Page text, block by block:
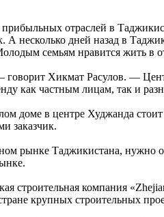
отраслей в
А несколько дней назад в
семьям нравится жить в
говорит Хикмат Расулов. —
как частным лицам, так и
доме в центре Худжанда
заказчик.
рынке Таджикистана,
строительная компания
крупных строительных